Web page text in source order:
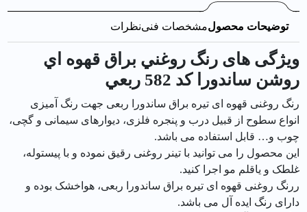
توضیحات محصولمشخصات فنینظرات
ویژگی های رنگ روغني براق قهوه اي
روشن ساندورا کد 582 ربعي
رنگ روغنی قهوه ای تیره براق ساندورا ربعی جهت رنگ آمیزی
انواع سطوح از قبیل درب و پنجره فلزی، دیوارهای سیمانی و گچی،
چوب و… قابل استفاده می باشد.
این محصول را می توانید با تینر روغنی رقیق نموده و با پیستوله،
غلطک و یاقلم مو اجرا کنید.
ررنگ روغنی قهوه ای تیره براق ساندورا ربعی، هواخشک بوده و
دارای رنگ ایده آل می باشد.